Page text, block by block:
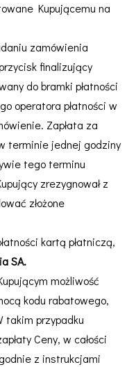
Kupującemu na
zamówienia
finalizujący
do bramki płatności
operatora płatności w
Zapłata za
terminie jednej godziny
tego terminu
zrezygnował z
złożone
kartą płatniczą,
SA.
możliwość
kodu rabatowego,
takim przypadku
Ceny, w całości
z instrukcjami